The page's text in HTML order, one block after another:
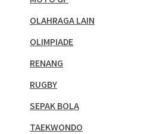
OLAHRAGA LAIN
OLIMPIADE
RENANG
RUGBY
SEPAK BOLA
TAEKWONDO